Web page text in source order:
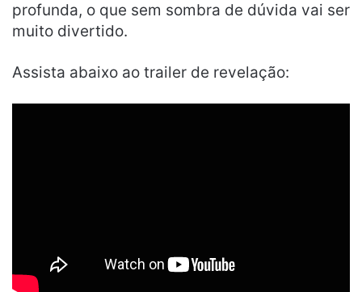
profunda, o que sem sombra de dúvida vai ser
muito divertido.
Assista abaixo ao trailer de revelação: